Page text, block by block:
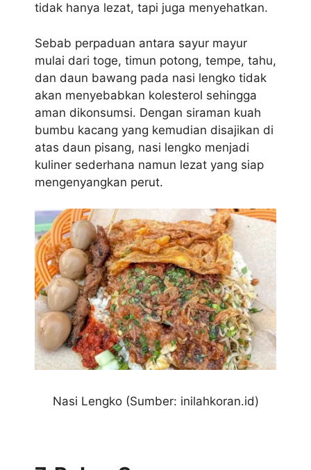
tidak hanya lezat, tapi juga menyehatkan.
Sebab perpaduan antara sayur mayur
mulai dari toge, timun potong, tempe, tahu,
dan daun bawang pada nasi lengko tidak
akan menyebabkan kolesterol sehingga
aman dikonsumsi. Dengan siraman kuah
bumbu kacang yang kemudian disajikan di
atas daun pisang, nasi lengko menjadi
kuliner sederhana namun lezat yang siap
mengenyangkan perut.
Nasi Lengko (Sumber: inilahkoran.id)